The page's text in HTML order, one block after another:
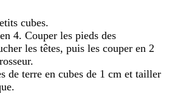
cubes.
4. Couper les pieds des
les têtes, puis les couper en 2
de terre en cubes de 1 cm et tailler